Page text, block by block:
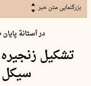
بزرگنمایی متن خبر
در آستانة
تشکیل
سیکل‌